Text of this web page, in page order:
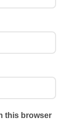
this browser